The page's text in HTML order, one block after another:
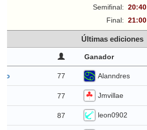
Semifinal: 20:40
Final: 21:00
Últimas ediciones
Ganador
77 Alanndres
77 Jmvillae
87 leon0902